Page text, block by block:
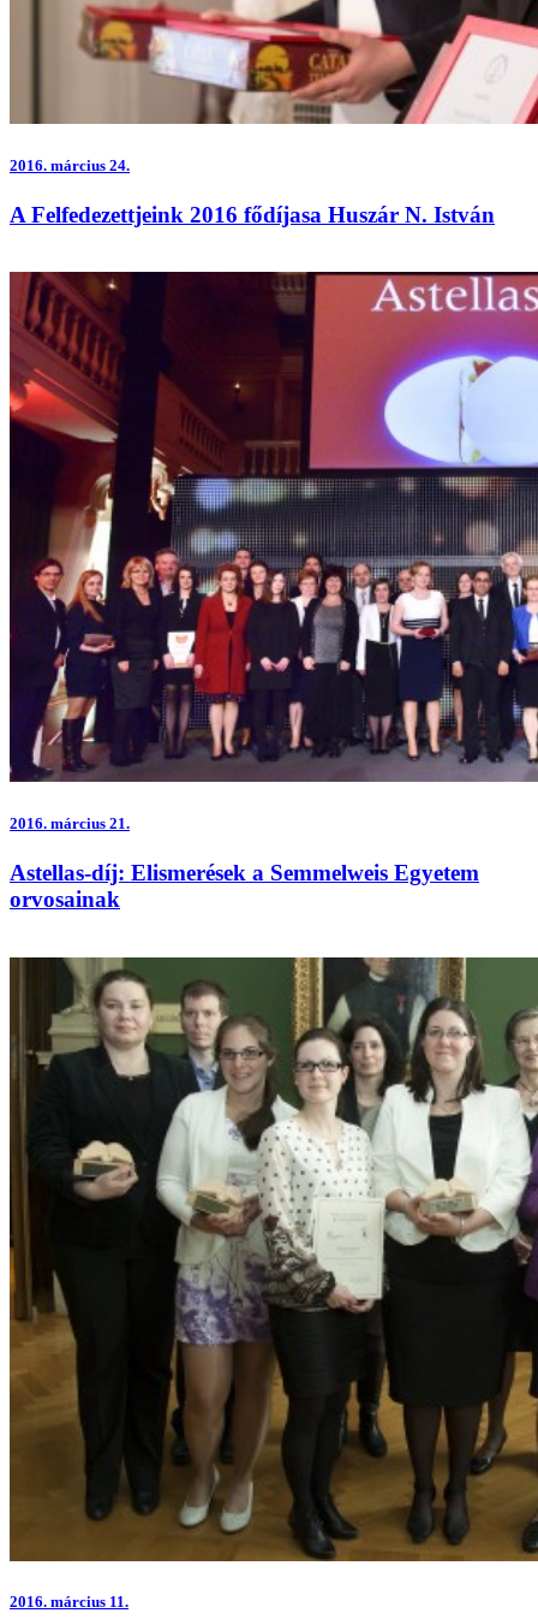
2016. március 24.
A Felfedezettjeink 2016 fődíjasa Huszár N. István
2016. március 21.
Astellas-díj: Elismerések a Semmelweis Egyetem
orvosainak
2016. március 11.